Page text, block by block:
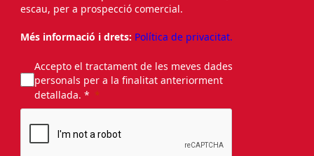
escau, per a prospecció comercial.
Més informació i drets: Política de privacitat.
Accepto el tractament de les meves dades
personals per a la finalitat anteriorment
detallada. *